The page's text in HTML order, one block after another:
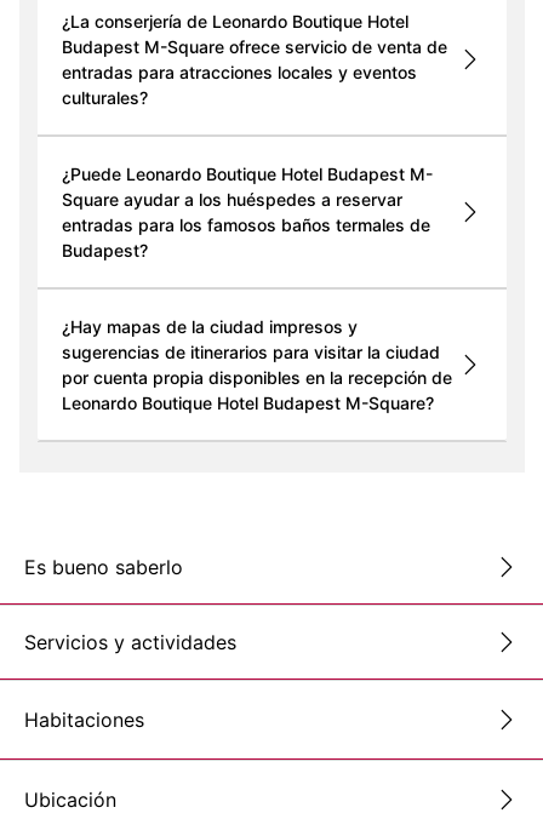
¿La conserjería de Leonardo Boutique Hotel
Budapest M-Square ofrece servicio de venta de
entradas para atracciones locales y eventos
culturales?
¿Puede Leonardo Boutique Hotel Budapest M-
Square ayudar a los huéspedes a reservar
entradas para los famosos baños termales de
Budapest?
¿Hay mapas de la ciudad impresos y
sugerencias de itinerarios para visitar la ciudad
por cuenta propia disponibles en la recepción de
Leonardo Boutique Hotel Budapest M-Square?
Es bueno saberlo
Servicios y actividades
Habitaciones
Ubicación